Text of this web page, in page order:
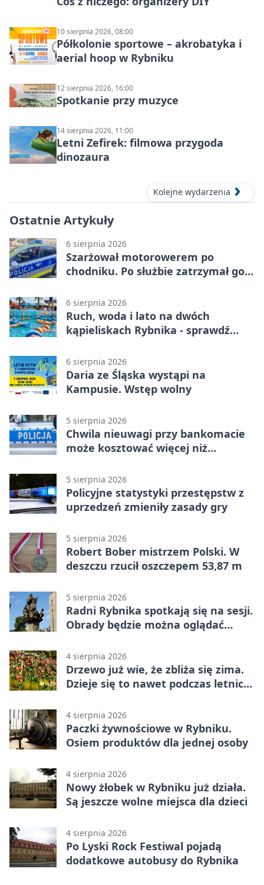
10 sierpnia 2026, 08:00
Półkolonie sportowe – akrobatyka i
aerial hoop w Rybniku
12 sierpnia 2026, 16:00
Spotkanie przy muzyce
14 sierpnia 2026, 11:00
Letni Zefirek: filmowa przygoda
dinozaura
Kolejne wydarzenia
Ostatnie Artykuły
6 sierpnia 2026
Szarżował motorowerem po
chodniku. Po służbie zatrzymał go
6 sierpnia 2026
Ruch, woda i lato na dwóch
kąpieliskach Rybnika - sprawdź
6 sierpnia 2026
Daria ze Śląska wystąpi na
Kampusie. Wstęp wolny
5 sierpnia 2026
Chwila nieuwagi przy bankomacie
może kosztować więcej niż
5 sierpnia 2026
Policyjne statystyki przestępstw z
uprzedzeń zmieniły zasady gry
5 sierpnia 2026
Robert Bober mistrzem Polski. W
deszczu rzucił oszczepem 53,87 m
5 sierpnia 2026
Radni Rybnika spotkają się na sesji.
Obrady będzie można oglądać
4 sierpnia 2026
Drzewo już wie, że zbliża się zima.
Dzieje się to nawet podczas letnich
4 sierpnia 2026
Paczki żywnościowe w Rybniku.
Osiem produktów dla jednej osoby
4 sierpnia 2026
Nowy żłobek w Rybniku już działa.
Są jeszcze wolne miejsca dla dzieci
4 sierpnia 2026
Po Lyski Rock Festiwal pojadą
dodatkowe autobusy do Rybnika